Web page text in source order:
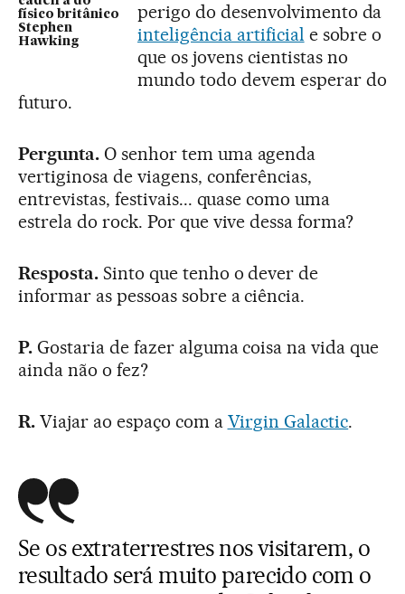
físico britânico
Stephen
Hawking
perigo do desenvolvimento da
inteligência artificial e sobre o
que os jovens cientistas no
mundo todo devem esperar do
futuro.
Pergunta.O senhor tem uma agenda
vertiginosa de viagens, conferências,
entrevistas, festivais... quase como uma
estrela do rock. Por que vive dessa forma?
Resposta.Sinto que tenho o dever de
informar as pessoas sobre a ciência.
P.Gostaria de fazer alguma coisa na vida que
ainda não o fez?
R.Viajar ao espaço com a Virgin Galactic.
Se os extraterrestres nos visitarem, o
resultado será muito parecido com o